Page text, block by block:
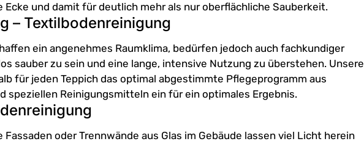
Ecke und damit für deutlich mehr als nur oberflächliche Sauberkeit.
– Textilbodenreinigung
ein angenehmes Raumklima, bedürfen jedoch auch fachkundiger
sauber zu sein und eine lange, intensive Nutzung zu überstehen. Unsere
für jeden Teppich das optimal abgestimmte Pflegeprogramm aus
speziellen Reinigungsmitteln ein für ein optimales Ergebnis.
Fassaden oder Trennwände aus Glas im Gebäude lassen viel Licht herein